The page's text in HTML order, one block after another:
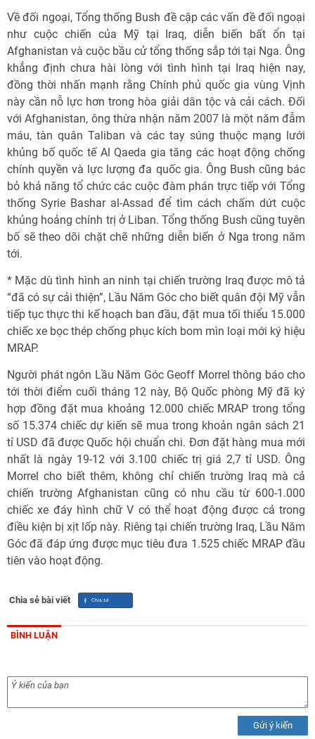
Về đối ngoại, Tổng thống Bush đề cập các vấn đề đối ngoại
như cuộc chiến của Mỹ tại Iraq, diễn biến bất ổn tại
Afghanistan và cuộc bầu cử tổng thống sắp tới tại Nga. Ông
khẳng định chưa hài lòng với tình hình tại Iraq hiện nay,
đồng thời nhấn mạnh rằng Chính phủ quốc gia vùng Vịnh
này cần nỗ lực hơn trong hòa giải dân tộc và cải cách. Đối
với Afghanistan, ông thừa nhận năm 2007 là một năm đẫm
máu, tàn quân Taliban và các tay súng thuộc mạng lưới
khủng bố quốc tế Al Qaeda gia tăng các hoạt động chống
chính quyền và lực lượng đa quốc gia. Ông Bush cũng bác
bỏ khả năng tổ chức các cuộc đàm phán trực tiếp với Tổng
thống Syrie Bashar al-Assad để tìm cách chấm dứt cuộc
khủng hoảng chính trị ở Liban. Tổng thống Bush cũng tuyên
bố sẽ theo dõi chặt chẽ những diễn biến ở Nga trong năm
tới.
* Mặc dù tình hình an ninh tại chiến trường Iraq được mô tả
“đã có sự cải thiện”, Lầu Năm Góc cho biết quân đội Mỹ vẫn
tiếp tục thực thi kế hoạch ban đầu, đặt mua tối thiểu 15.000
chiếc xe bọc thép chống phục kích bom mìn loại mới ký hiệu
MRAP.
Người phát ngôn Lầu Năm Góc Geoff Morrel thông báo cho
tới thời điểm cuối tháng 12 này, Bộ Quốc phòng Mỹ đã ký
hợp đồng đặt mua khoảng 12.000 chiếc MRAP trong tổng
số 15.374 chiếc dự kiến sẽ mua trong khoản ngân sách 21
tỉ USD đã được Quốc hội chuẩn chi. Đơn đặt hàng mua mới
nhất là ngày 19-12 với 3.100 chiếc trị giá 2,7 tỉ USD. Ông
Morrel cho biết thêm, không chỉ chiến trường Iraq mà cả
chiến trường Afghanistan cũng có nhu cầu từ 600-1.000
chiếc xe đáy hình chữ V có thể hoạt động được cả trong
điều kiện bị xịt lốp này. Riêng tại chiến trường Iraq, Lầu Năm
Góc đã đáp ứng được mục tiêu đưa 1.525 chiếc MRAP đầu
tiên vào hoạt động.
Chia sẻ bài viết
BÌNH LUẬN
Gửi ý kiến